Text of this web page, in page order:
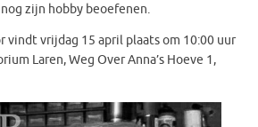
zijn hobby beoefenen.
vindt vrijdag 15 april plaats om 10:00 uur
Laren, Weg Over Anna’s Hoeve 1,